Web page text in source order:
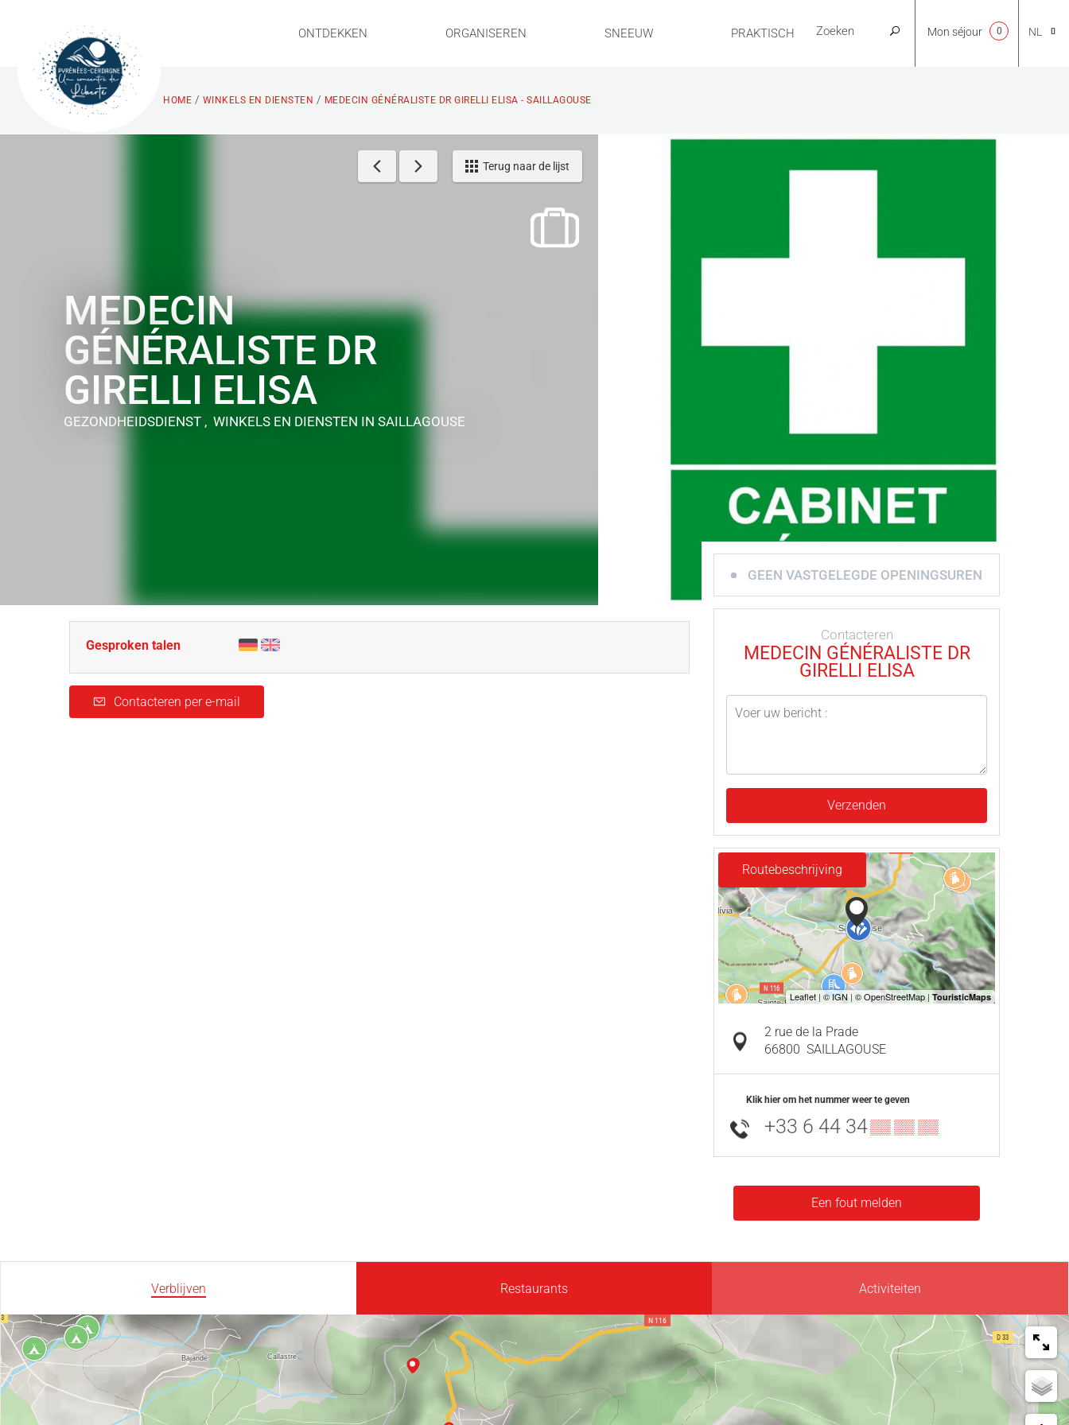
ONTDEKKEN ORGANISEREN SNEEUW PRAKTISCH NL
Mon séjour 0
HOME / WINKELS EN DIENSTEN / MEDECIN GÉNÉRALISTE DR GIRELLI ELISA - SAILLAGOUSE
Terug naar de lijst
MEDECIN
GÉNÉRALISTE DR
GIRELLI ELISA
GEZONDHEIDSDIENST , WINKELS EN DIENSTEN IN SAILLAGOUSE
Gesproken talen
Contacteren per e-mail
GEEN VASTGELEGDE OPENINGSUREN
Contacteren
MEDECIN GÉNÉRALISTE DR
GIRELLI ELISA
Verzenden
Routebeschrijving
2 rue de la Prade
66800 SAILLAGOUSE
Klik hier om het nummer weer te geven
+33 6 44 34▒▒ ▒▒ ▒▒
Een fout melden
Verblijven Restaurants Activiteiten